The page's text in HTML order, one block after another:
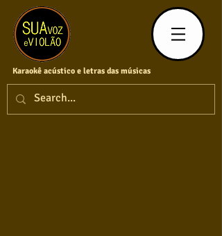
Karaokê acústico e letras das músicas